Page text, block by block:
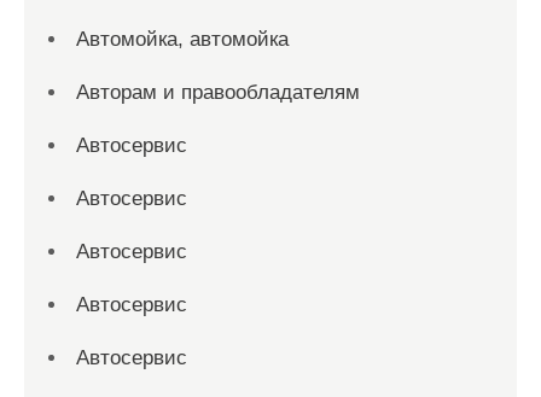
Автомойка, автомойка
Авторам и правообладателям
Автосервис
Автосервис
Автосервис
Автосервис
Автосервис